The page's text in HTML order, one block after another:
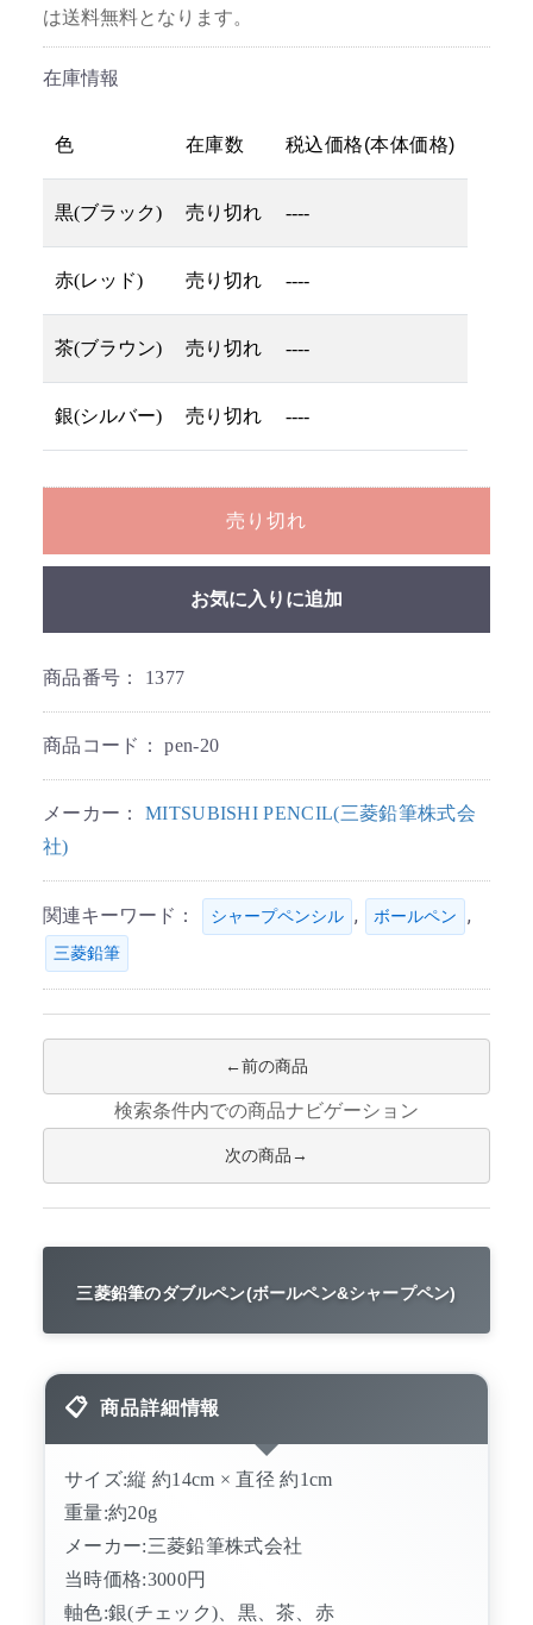
は送料無料となります。
在庫情報
色 在庫数 税込価格(本体価格)
黒(ブラック) 売り切れ ----
赤(レッド) 売り切れ ----
茶(ブラウン) 売り切れ ----
銀(シルバー) 売り切れ ----
売り切れ
お気に入りに追加
商品番号： 1377
商品コード：pen-20
メーカー： MITSUBISHI PENCIL(三菱鉛筆株式会
社)
関連キーワード： シャープペンシル , ボールペン ,
三菱鉛筆
前の商品
検索条件内での商品ナビゲーション
次の商品
三菱鉛筆のダブルペン(ボールペン&シャープペン)
商品詳細情報
サイズ:縦 約14cm × 直径 約1cm
重量:約20g
メーカー:三菱鉛筆株式会社
当時価格:3000円
軸色:銀(チェック)、黒、茶、赤